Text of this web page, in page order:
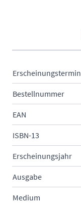
Erscheinungstermin
Bestellnummer
EAN
ISBN-13
Erscheinungsjahr
Ausgabe
Medium